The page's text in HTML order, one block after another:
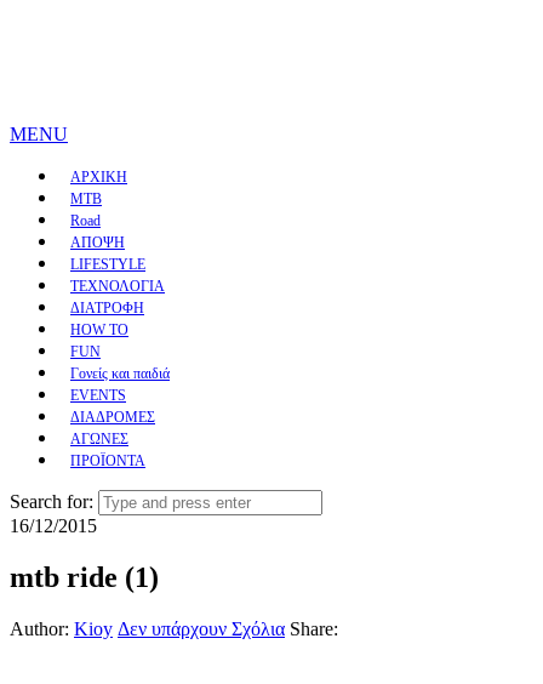
MENU
ΑΡΧΙΚΗ
MTB
Road
ΑΠΟΨΗ
LIFESTYLE
ΤΕΧΝΟΛΟΓΙΑ
ΔΙΑΤΡΟΦΗ
HOW TO
FUN
Γονείς και παιδιά
EVENTS
ΔΙΑΔΡΟΜΕΣ
ΑΓΩΝΕΣ
ΠΡΟΪΟΝΤΑ
Search for:
16/12/2015
mtb ride (1)
Author: Kioy Δεν υπάρχουν Σχόλια Share: